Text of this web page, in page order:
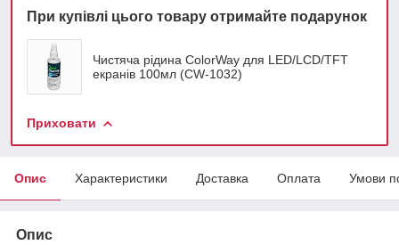
При купівлі цього товару отримайте подарунок
Чистяча рідина ColorWay для LED/LCD/TFT
екранів 100мл (CW-1032)
Приховати
Опис Характеристики Доставка Оплата Умови
Опис